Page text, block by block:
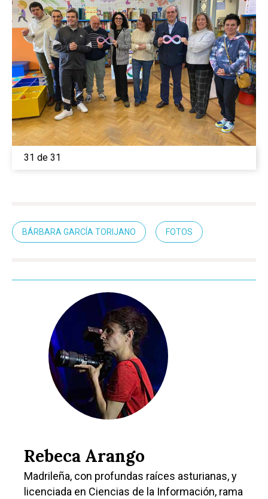
31 de 31
BÁRBARA GARCÍA TORIJANO FOTOS
Rebeca Arango
Madrileña, con profundas raíces asturianas, y
licenciada en Ciencias de la Información, rama